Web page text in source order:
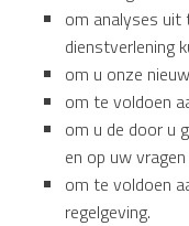
om analyses
dienstverlening
om u onze
om te voldoen
om u de door u
en op uw
om te voldoen
regelgeving.